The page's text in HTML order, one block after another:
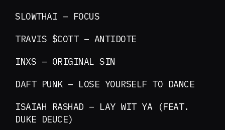
SLOWTHAI – FOCUS
TRAVIS $COTT – ANTIDOTE
INXS – ORIGINAL SIN
DAFT PUNK – LOSE YOURSELF TO DANCE
ISAIAH RASHAD – LAY WIT YA (FEAT.
DUKE DEUCE)